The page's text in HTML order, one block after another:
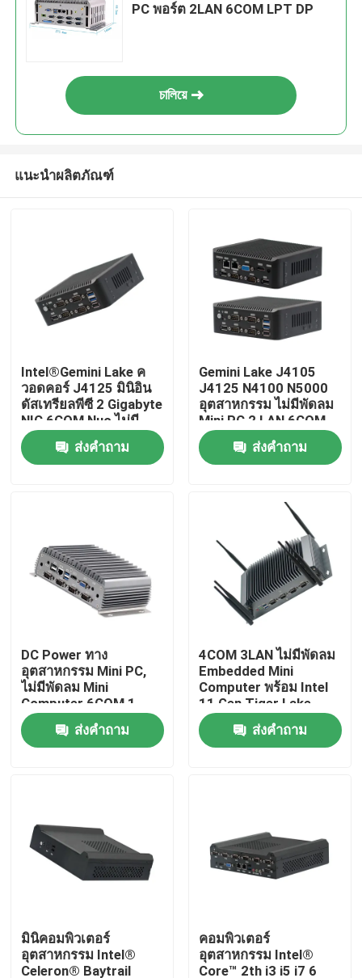
ผลิตภัณฑ์
เกี่ยวกับเรา
ทัวร์โรงงาน
ควบคุมคุณภาพ
มินิพีซีอุตสาหกรรม
แท็บเล็ตพีซีที่ทนทาน
PC พอร์ต 2LAN 6COM LPT DP
চালিয়ে
แนะนำผลิตภัณฑ์
Intel®Gemini Lake ค
วอดคอร์ J4125 มินิอิน
ดัสเทรียลพีซี 2 Gigabyte
NIC 6COM Nuc ไม่มี
พัดลม
ส่งคำถาม
Gemini Lake J4105
J4125 N4100 N5000
อุตสาหกรรม ไม่มีพัดลม
Mini PC 2 LAN 6COM
Nuc
ส่งคำถาม
DC Power ทาง
อุตสาหกรรม Mini PC,
ไม่มีพัดลม Mini
Computer 6COM 1
LAN ควอดคอร์ J4205
ส่งคำถาม
4COM 3LAN ไม่มีพัดลม
Embedded Mini
Computer พร้อม Intel
11 Gen Tiger Lake
6305 CPU
ส่งคำถาม
มินิคอมพิวเตอร์
อุตสาหกรรม Intel®
Celeron® Baytrail
คอมพิวเตอร์
อุตสาหกรรม Intel®
Core™ 2th i3 i5 i7 6